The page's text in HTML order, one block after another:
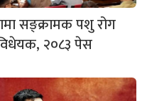
सङ्क्रामक पशु रोग
२०८३ पेस